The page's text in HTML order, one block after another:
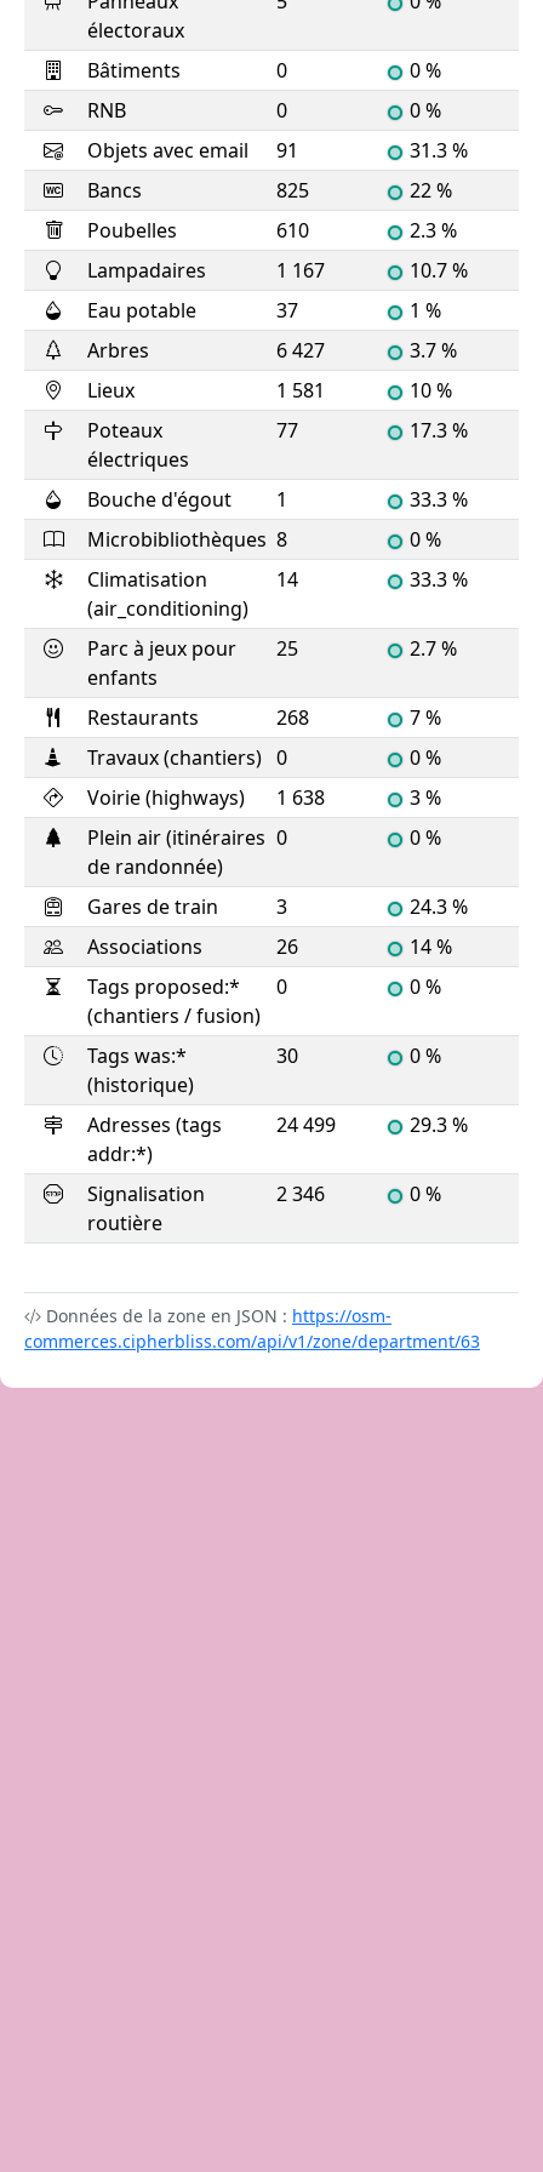
électoraux
Bâtiments 0
0 %
RNB
0
0 %
Objets avec email
91
31.3 %
Bancs
825
22 %
Poubelles
610
2.3 %
Lampadaires
1 167
10.7 %
Eau potable
37
1 %
Arbres
6 427
3.7 %
Lieux
1 581
10 %
Poteaux
électriques
77 17.3 %
Bouche d'égout 1
33.3 %
Microbibliothèques 8
0 %
Climatisation
(air_conditioning)
14 33.3 %
Parc à jeux pour
enfants
25 2.7 %
Restaurants 268
7 %
Travaux (chantiers) 0
0 %
Voirie (highways)
1 638
3 %
Plein air (itinéraires
de randonnée)
0 0 %
Gares de train 3
24.3 %
Associations
26
14 %
Tags proposed:*
(chantiers / fusion)
0 0 %
Tags was:*
(historique)
30 0 %
Adresses (tags
addr:*)
24 499 29.3 %
Signalisation
routière
2 346 0 %
Données de la zone en JSON : https://osm-
commerces.cipherbliss.com/api/v1/zone/department/63